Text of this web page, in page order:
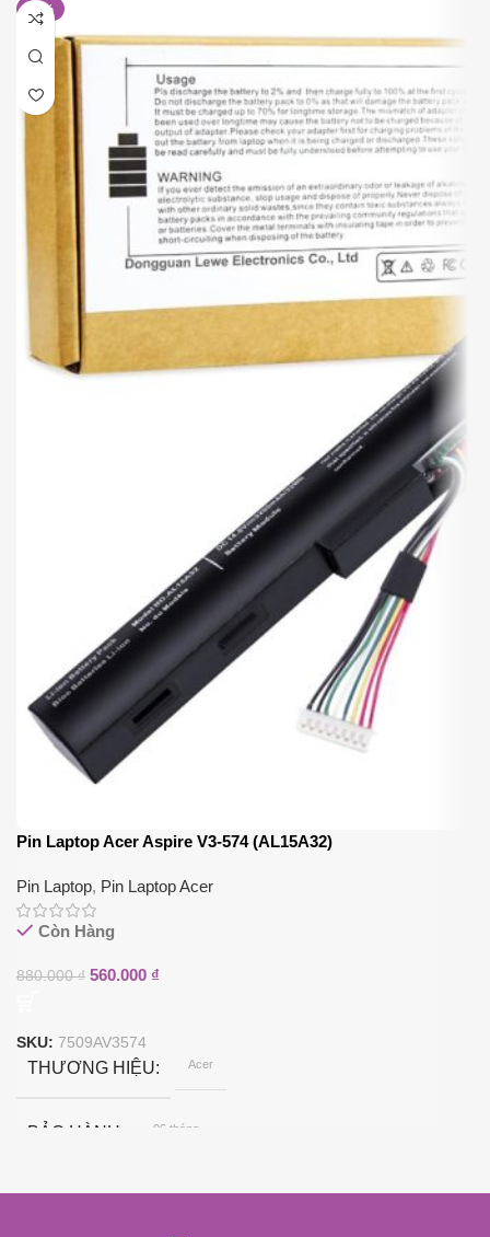
-36%
Pin Laptop Acer Aspire V3-574 (AL15A32)
Pin Laptop, Pin Laptop Acer
Còn Hàng
880.000₫ 560.000 ₫
SKU: 7509AV3574
THƯƠNG HIỆU Acer
BẢO HÀNH 06 tháng
KIỂU GẮN Pin Gắn Trong